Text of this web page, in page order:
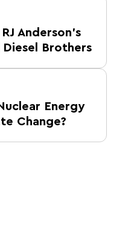
Anderson's
Brothers
Energy
Change?